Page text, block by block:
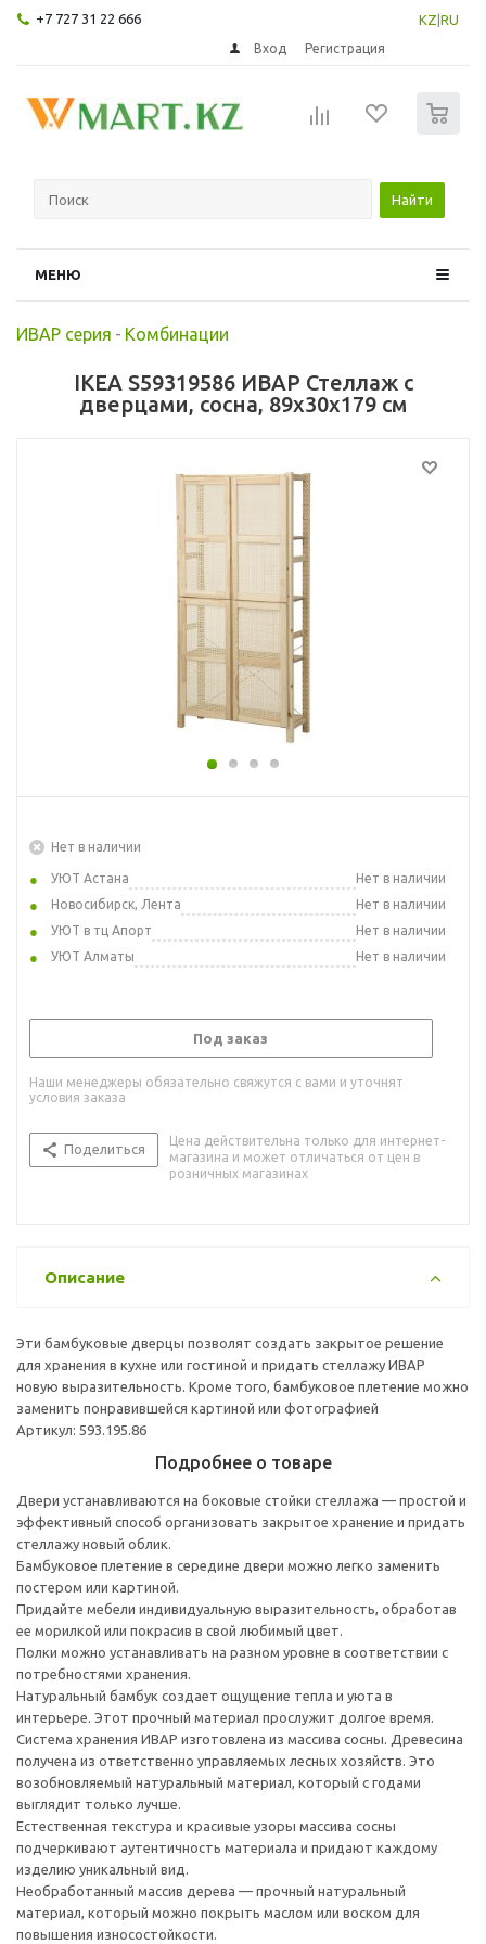
+7 727 31 22 666 KZ RU
Вход Регистрация
Найти
МЕНЮ
ИВАР серия - Комбинации
IKEA S59319586 ИВАР Стеллаж с
дверцами, сосна, 89x30x179 см
Нет в наличии
УЮТ Астана
Нет в наличии
Новосибирск, Лента
Нет в наличии
УЮТ в тц Апорт
Нет в наличии
УЮТ Алматы
Нет в наличии
Под заказ
Наши менеджеры обязательно свяжутся с вами и уточнят
условия заказа
Поделиться
Цена действительна только для интернет-
магазина и может отличаться от цен в
розничных магазинах
Описание
Эти бамбуковые дверцы позволят создать закрытое решение
для хранения в кухне или гостиной и придать стеллажу ИВАР
новую выразительность. Кроме того, бамбуковое плетение можно
заменить понравившейся картиной или фотографией
Артикул: 593.195.86
Подробнее о товаре
Двери устанавливаются на боковые стойки стеллажа — простой и
эффективный способ организовать закрытое хранение и придать
стеллажу новый облик.
Бамбуковое плетение в середине двери можно легко заменить
постером или картиной.
Придайте мебели индивидуальную выразительность, обработав
ее морилкой или покрасив в свой любимый цвет.
Полки можно устанавливать на разном уровне в соответствии с
потребностями хранения.
Натуральный бамбук создает ощущение тепла и уюта в
интерьере. Этот прочный материал прослужит долгое время.
Система хранения ИВАР изготовлена из массива сосны. Древесина
получена из ответственно управляемых лесных хозяйств. Это
возобновляемый натуральный материал, который с годами
выглядит только лучше.
Естественная текстура и красивые узоры массива сосны
подчеркивают аутентичность материала и придают каждому
изделию уникальный вид.
Необработанный массив дерева — прочный натуральный
материал, который можно покрыть маслом или воском для
повышения износостойкости.